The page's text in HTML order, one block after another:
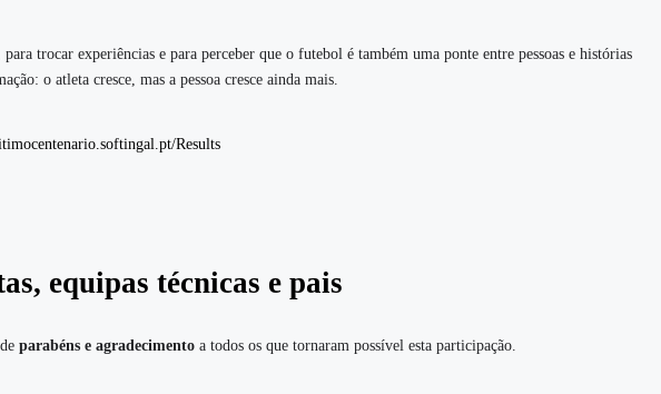
trocar experiências e para perceber que o futebol é também uma ponte entre pessoas e histórias
o atleta cresce, mas a pessoa cresce ainda mais.
Results
equipas técnicas e pais
parabéns e agradecimentoa todos os que tornaram possível esta participação.